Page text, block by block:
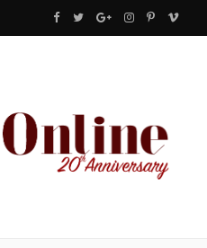
F
e
b
T
t
G
g
l
I
t
a
P
t
e
V